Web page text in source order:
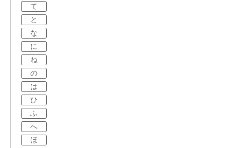
て
と
な
に
ね
の
は
ひ
ふ
へ
ほ